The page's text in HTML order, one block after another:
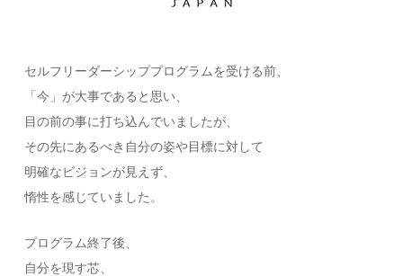
セルフリーダーシッププログラムを受ける前、
「今」が大事であると思い、
目の前の事に打ち込んでいましたが、
その先にあるべき自分の姿や目標に対して
明確なビジョンが見えず、
惰性を感じていました。
プログラム終了後、
自分を現す芯、